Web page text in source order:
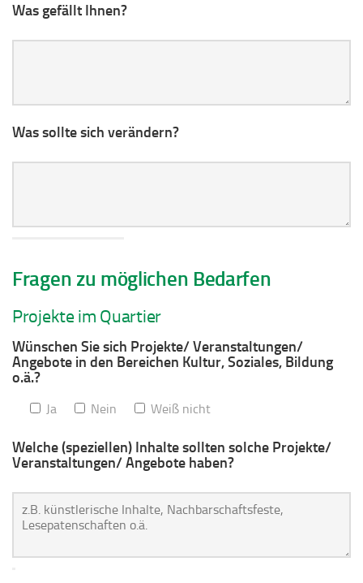
Was gefällt Ihnen?
Was sollte sich verändern?
Fragen zu möglichen Bedarfen
Projekte im Quartier
Wünschen Sie sich Projekte/ Veranstaltungen/
Angebote in den Bereichen Kultur, Soziales, Bildung
o.ä.?
Ja Nein Weiß nicht
Welche (speziellen) Inhalte sollten solche Projekte/
Veranstaltungen/ Angebote haben?